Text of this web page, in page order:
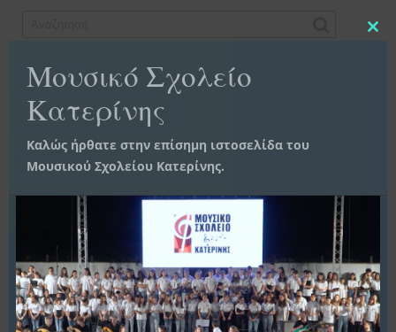
ΙΣΤΟΡΙΚΌ
Ιστορικό
KΑΤΗΓΟΡΊΕΣ
ΠΑΝΕΛΛΉΝΙΟ ΣΧΟΛΙΚΌ ΔΊΚΤΥΟ
Κυκλοφορία επετειακού τραγουδιού για τα 200 χρόνια της Ερμούπολης
03/07/2026vsdrivas
Μουσικό Σχολείο
Κατερίνης
Καλώς ήρθατε στην επίσημη ιστοσελίδα του
Μουσικού Σχολείου Κατερίνης.